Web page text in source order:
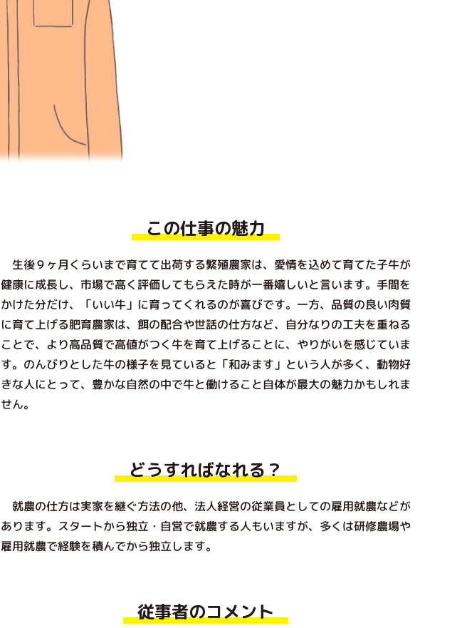
この仕事の魅力
生後９ヶ月くらいまで育てて出荷する繁殖農家は、愛情を込めて育てた子牛が
健康に成長し、市場で高く評価してもらえた時が一番嬉しいと言います。手間を
かけた分だけ、「いい牛」に育ってくれるのが喜びです。一方、品質の良い肉質
に育て上げる肥育農家は、餌の配合や世話の仕方など、自分なりの工夫を重ねる
ことで、より高品質で高値がつく牛を育て上げることに、やりがいを感じていま
す。のんびりとした牛の様子を見ていると「和みます」という人が多く、動物好
きな人にとって、豊かな自然の中で牛と働けること自体が最大の魅力かもしれま
せん。
どうすればなれる？
就農の仕方は実家を継ぐ方法の他、法人経営の従業員としての雇用就農などが
あります。スタートから独立・自営で就農する人もいますが、多くは研修農場や
雇用就農で経験を積んでから独立します。
従事者のコメント